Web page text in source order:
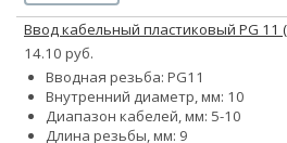
Ввод кабельный пластиковый PG 11
14.10 руб.
Вводная резьба: PG11
Внутренний диаметр, мм: 10
Диапазон кабелей, мм: 5-10
Длина резьбы, мм: 9